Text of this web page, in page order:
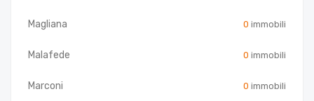
Magliana 0 immobili
Malafede 0 immobili
Marconi 0 immobili